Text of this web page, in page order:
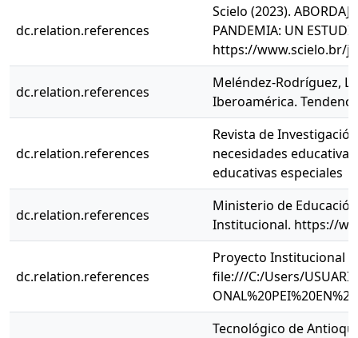
dc.relation.references
Scielo (2023).
PANDEMIA: UN
https://www.scielo.br/j/
dc.relation.references
Meléndez-Rodríguez,
Iberoamérica.
dc.relation.references
Revista de
necesidades
educativas especiales
dc.relation.references
Ministerio de
Institucional. https://
dc.relation.references
Proyecto Institucional
file:///C:/Users/
Tecnológico de